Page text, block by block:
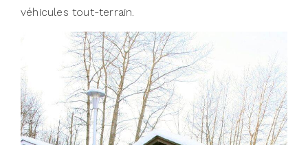
véhicules tout-terrain.